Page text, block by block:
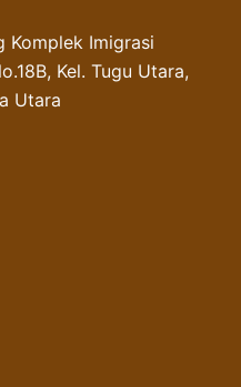
Komplek Imigrasi
Kel. Tugu Utara,
Utara